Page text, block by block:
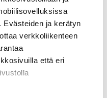
ja kerätyn
verkkoliikenteen
että eri
suositellaan
kansainvälistymisen